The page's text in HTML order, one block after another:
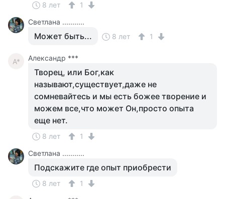
8 лет
1
Светлана ...........
Может быть... 8 лет 1
А* Александр ***
Творец, или Бог,как
называют,существует,даже не
сомневайтесь и мы есть божее творение и
можем все,что может Он,просто опыта
еще нет.
8 лет
1
Светлана ...........
Подскажите где опыт приобрести
8 лет
1